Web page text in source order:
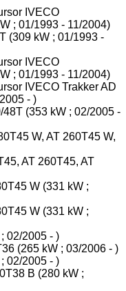
IVECO
; 01/1993 - 11/2004)
(309 kW ; 01/1993 -
IVECO
; 01/1993 - 11/2004)
IVECO Trakker AD
- )
48T (353 kW ; 02/2005 -
W, AT 260T45 W,
AT 260T45, AT
W (331 kW ;
W (331 kW ;
02/2005 - )
(265 kW ; 03/2006 - )
02/2005 - )
B (280 kW ;